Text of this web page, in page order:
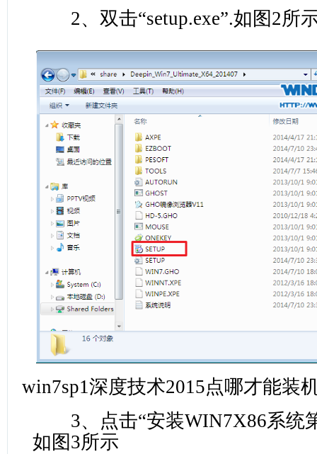
2、双击“setup.exe”.如图2所
win7sp1深度技术2015点哪才能装
3、点击“安装WIN7X86系统
如图3所示